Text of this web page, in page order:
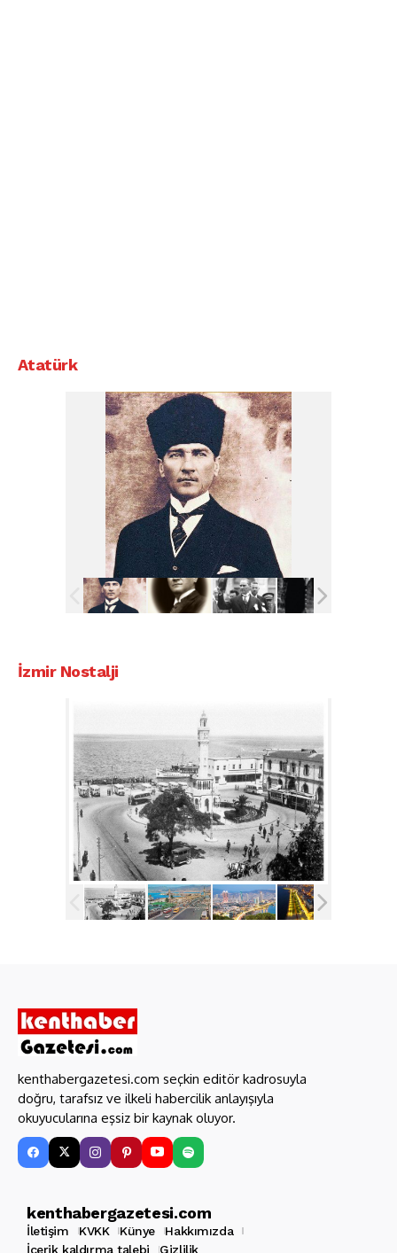
Atatürk
İzmir Nostalji
kenthabergazetesi.com seçkin editör kadrosuyla
doğru, tarafsız ve ilkeli habercilik anlayışıyla
okuyucularına eşsiz bir kaynak oluyor.
kenthabergazetesi.com
İletişim KVKK Künye
Hakkımızda
İçerik kaldırma talebi
Gizlilik